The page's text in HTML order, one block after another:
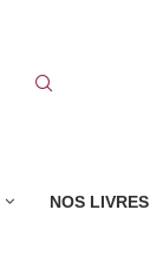
NOS LIVRES